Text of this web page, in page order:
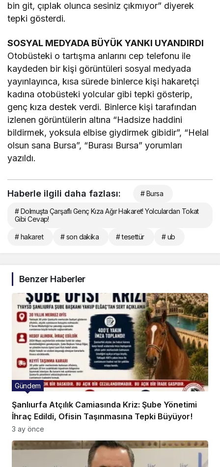
bin git, çıplak olunca sesiniz çıkmıyor” diyerek
tepki gösterdi.
SOSYAL MEDYADA BÜYÜK YANKI UYANDIRDI
Otobüsteki o tartışma anlarını cep telefonu ile
kaydeden bir kişi görüntüleri sosyal medyada
yayınlayınca, kısa sürede binlerce kişi hakaretçi
kadına otobüsteki yolcular gibi tepki gösterip,
genç kıza destek verdi. Binlerce kişi tarafından
izlenen görüntülerin altına “Hadsize haddini
bildirmek, yoksula elbise giydirmek gibidir”, “Helal
olsun sana Bursa”, “Burası Bursa” yorumları
yazıldı.
Haberle ilgili daha fazlası: # Bursa
# Dolmuşta Çarşaflı Genç Kıza Ağır Hakaret! Yolculardan Tokat
Gibi Cevap!
# hakaret # son dakika # tesettür # ub
Benzer Haberler
Şanlıurfa Atçılık Camiasında Kriz: Şube Yönetimi
İhraç Edildi, Ofisin Taşınmasına Tepki Büyüyor!
Gündem
3 ay önce